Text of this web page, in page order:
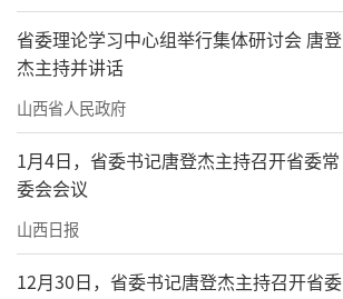
省委理论学习中心组举行集体研讨会 唐登
杰主持并讲话
山西省人民政府
1月4日，省委书记唐登杰主持召开省委常
委会会议
山西日报
12月30日，省委书记唐登杰主持召开省委